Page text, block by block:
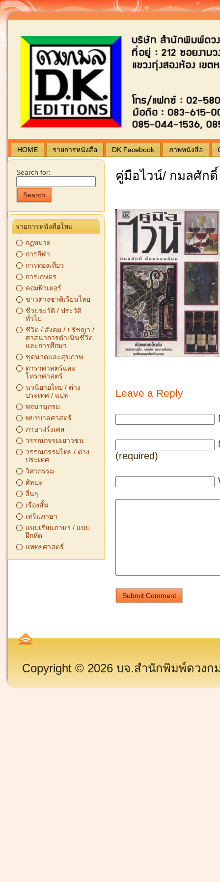
ดว
HOME รายการหนังสือ DK Facebook ภาพหนังสือ
Search for:
Search
รายการหนังสือใหม่
กฏหมาย
การกีฬา
การท่องเที่ยว
การเกษตร
คอมพิวเตอร์
ชาวต่างชาติเรียนไทย
ชีวประวัติ / ประวัติ
ทั่วไป
ชีวิต / สังคม / ปรัชญา /
ศาสนาการดำเนินชีวิต
และการศึกษา
ชุดนวดและสุขภาพ
ดาราศาสตร์และ
โหราศาสตร์
นวนิยายไทย / ต่าง
ประเทศ / แปล
พจนานุกรม
พยาบาลศาสตร์
ภาษาฝรั่งเศส
วรรณกรรมเยาวชน
วรรณกรรมไทย / ต่าง
ประเทศ
วิศวกรรม
ศิลปะ
อื่นๆ
เรื่องสั้น
เสริมภาษา
แบบเรียนภาษา / แบบ
ฝึกหัด
แพทยศาสตร์
คู่มือไวน์/ กมลศัก
Leave a Reply
(required)
Submit Comment
Copyright © 2026 บจ.สำนักพิมพ์ดวงก